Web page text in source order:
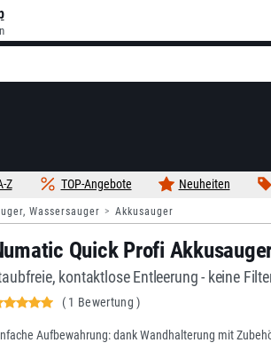
Neuheiten
TOP-Angebote
Z
Wassersauger Akkusauger
Quick Profi
kontaktlose Entleerung - keine
( 1 Bewertung )
Aufbewahrung: dank Wandhalterung mit